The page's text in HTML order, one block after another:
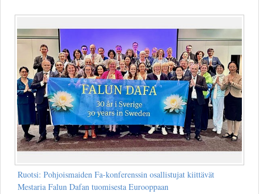
Ruotsi: Pohjoismaiden Fa-konferenssin osallistujat kiittävät
Mestaria Falun Dafan tuomisesta Eurooppaan